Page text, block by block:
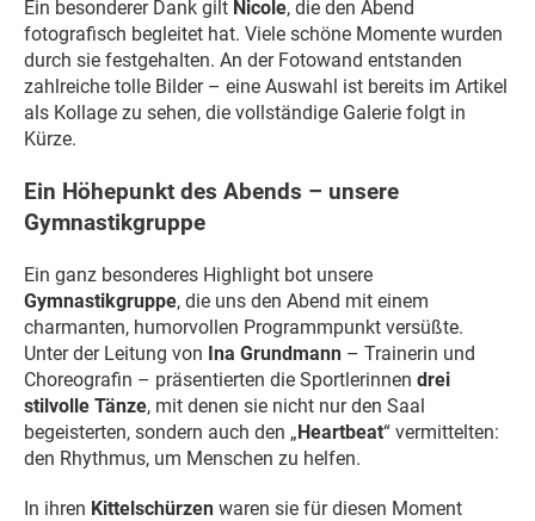
Ein besonderer Dank gilt Nicole, die den Abend
fotografisch begleitet hat. Viele schöne Momente wurden
durch sie festgehalten. An der Fotowand entstanden
zahlreiche tolle Bilder – eine Auswahl ist bereits im Artikel
als Kollage zu sehen, die vollständige Galerie folgt in
Kürze.
Ein Höhepunkt des Abends – unsere
Gymnastikgruppe
Ein ganz besonderes Highlight bot unsere
Gymnastikgruppe, die uns den Abend mit einem
charmanten, humorvollen Programmpunkt versüßte.
Unter der Leitung von Ina Grundmann – Trainerin und
Choreografin – präsentierten die Sportlerinnen drei
stilvolle Tänze, mit denen sie nicht nur den Saal
begeisterten, sondern auch den „Heartbeat“ vermittelten:
den Rhythmus, um Menschen zu helfen.
In ihren Kittelschürzen waren sie für diesen Moment